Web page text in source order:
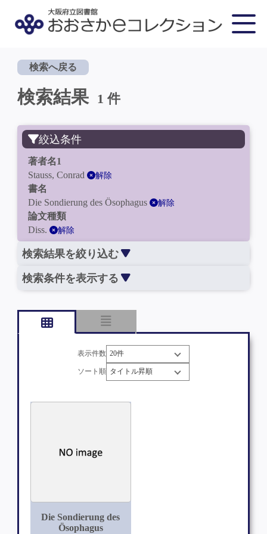
検索へ戻る
検索結果 1 件
絞込条件
著者名1
Stauss, Conrad
解除
書名
Die Sondierung des Ösophagus
解除
論文種類
Diss.
解除
検索結果を絞り込む
検索条件を表示する
表示件数
ソート順
Die Sondierung des
Ösophagus